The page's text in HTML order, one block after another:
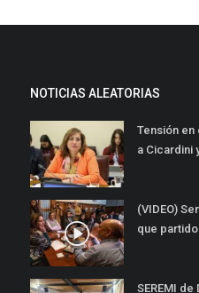
NOTICIAS ALEATORIAS
Tensión en
a Cicardini
(VIDEO)
que
SEREMI